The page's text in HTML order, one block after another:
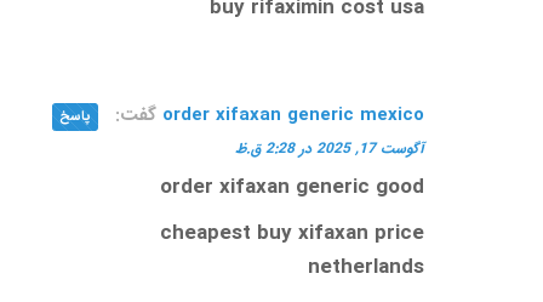
buy rifaximin cost usa
order xifaxan generic mexico گفت:
آگوست 17, 2025 در 2:28 ق.ظ
order xifaxan generic good
cheapest buy xifaxan price
netherlands
پاسخ